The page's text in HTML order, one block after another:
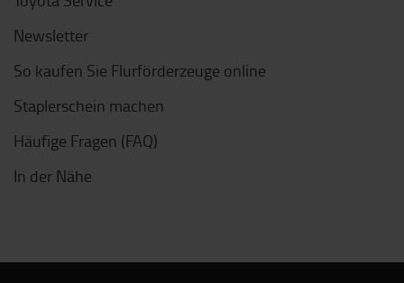
Newsletter
So kaufen Sie Flurförderzeuge online
Staplerschein machen
Häufige Fragen (FAQ)
In der Nähe